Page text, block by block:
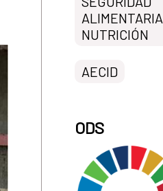
NUTRICIÓN
AECID
ODS